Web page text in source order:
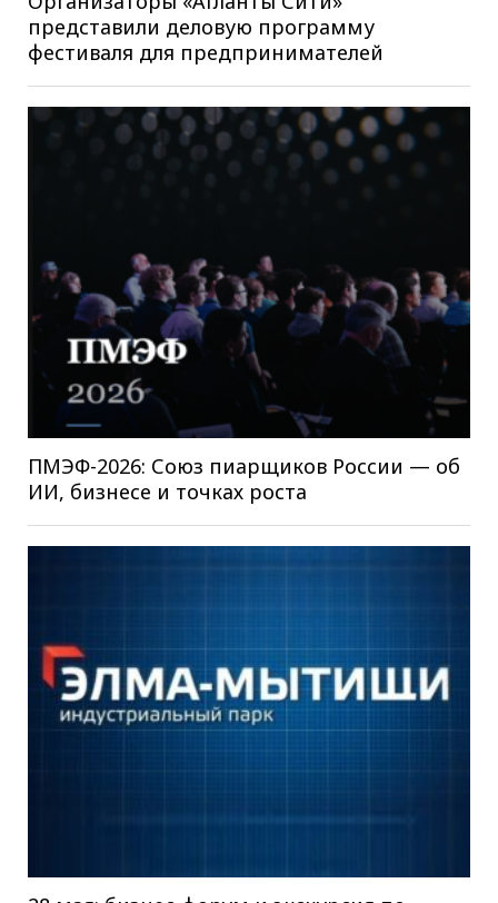
представили деловую программу
фестиваля для предпринимателей
ПМЭФ-2026: Союз пиарщиков России — об
ИИ, бизнесе и точках роста